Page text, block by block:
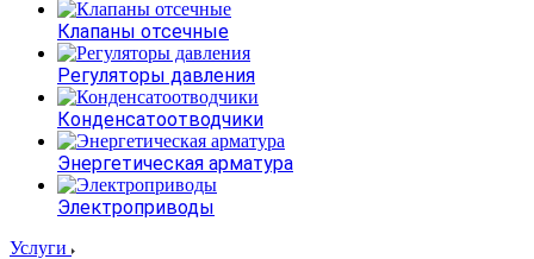
Клапаны отсечные
Регуляторы давления
Конденсатоотводчики
Энергетическая арматура
Электроприводы
Услуги